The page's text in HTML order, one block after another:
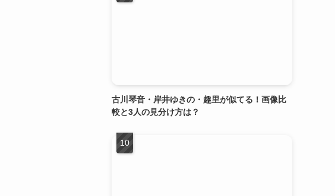
古川琴音・岸井ゆきの・趣里が似てる！画像比
較と3人の見分け方は？